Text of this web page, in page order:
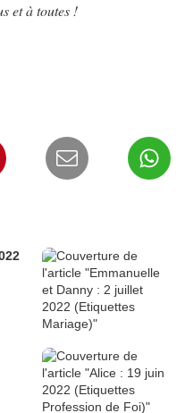
et à toutes !